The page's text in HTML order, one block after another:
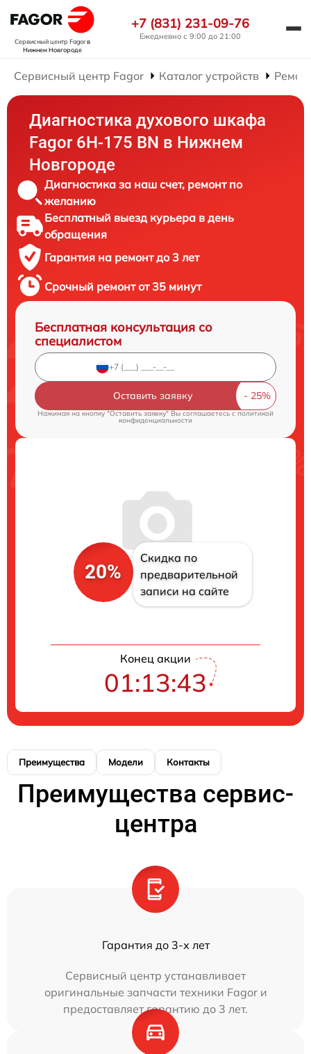
Сервисный центр Fagorв
Нижнем Новгороде
+7 (831) 231-09-76
Ежедневно с 9:00 до 21:00
Сервисный центр Fagor Каталог устройств
Диагностика духового шкафа
Fagor 6H-175 BN в Нижнем
Новгороде
Диагностика за наш счет, ремонт по
желанию
Бесплатный выезд курьера в день
обращения
Гарантия на ремонт до 3 лет
Срочный ремонт от 35 минут
Бесплатная консультация со
специалистом
Оставить заявку
Нажимая на кнопку "Оставить заявку" Вы соглашаетесь cполитикой
конфиденциальности
20%
Скидка по
предварительной
записи на сайте
Конец акции
01:13:43
Преимущества Модели Контакты
Преимущества сервис-
центра
Гарантия до 3-х лет
Сервисный центр устанавливает
оригинальные запчасти техники Fagor и
предоставляет гарантию до 3 лет.